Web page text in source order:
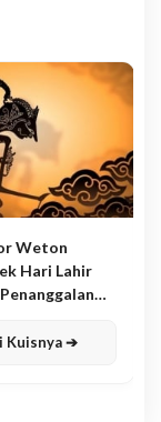
Weton
Hari Lahir
Kuisnya ➔